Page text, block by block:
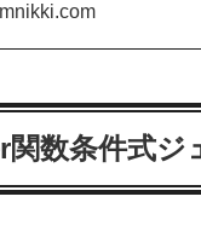
数条件式ジ